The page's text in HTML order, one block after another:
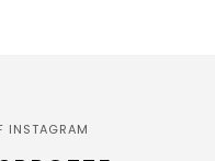
INSTAGRAM